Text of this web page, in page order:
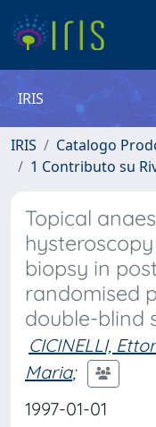
IRIS
IRIS
Catalogo
1 Contributo su
Topical
biopsy in
randomised
double-blind
CICINELLI,
Maria;
1997-01-01